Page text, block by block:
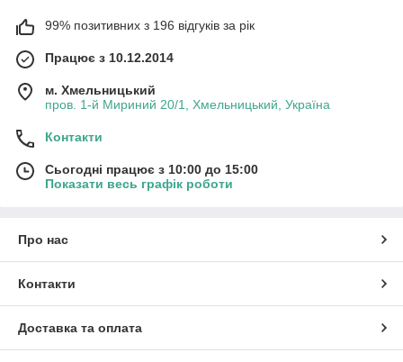
99% позитивних з 196 відгуків за рік
Працює з 10.12.2014
м. Хмельницький
пров. 1-й Мириний 20/1, Хмельницький, Україна
Контакти
Сьогодні працює з 10:00 до 15:00
Показати весь графік роботи
Про нас
Контакти
Доставка та оплата